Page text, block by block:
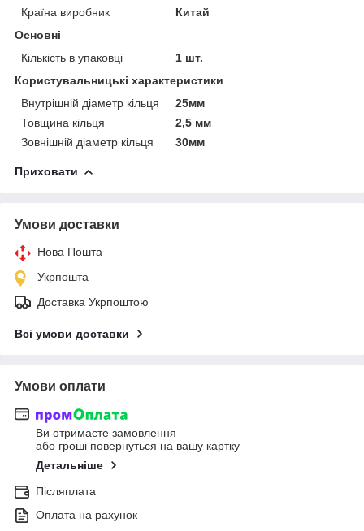
Країна виробник
Китай
Основні
Кількість в упаковці
1 шт.
Користувальницькі характеристики
Внутрішній діаметр кільця
25мм
Товщина кільця
2,5 мм
Зовнішній діаметр кільця
30мм
Приховати
Умови доставки
Нова Пошта
Укрпошта
Доставка Укрпоштою
Всі умови доставки
Умови оплати
Ви отримаєте замовлення
або гроші повернуться на вашу картку
Детальніше
Післяплата
Оплата на рахунок